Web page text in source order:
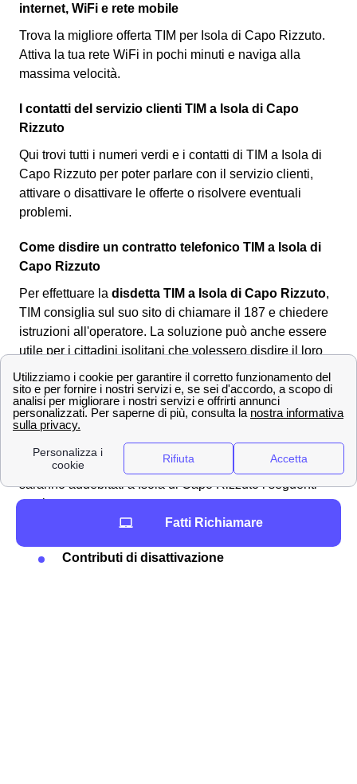
internet, WiFi e rete mobile
Trova la migliore offerta TIM per Isola di Capo Rizzuto.
Attiva la tua rete WiFi in pochi minuti e naviga alla
massima velocità.
I contatti del servizio clienti TIM a Isola di Capo
Rizzuto
Qui trovi tutti i numeri verdi e i contatti di TIM a Isola di
Capo Rizzuto per poter parlare con il servizio clienti,
attivare o disattivare le offerte o risolvere eventuali
problemi.
Come disdire un contratto telefonico TIM a Isola di
Capo Rizzuto
Per effettuare la disdetta TIM a Isola di Capo Rizzuto,
TIM consiglia sul suo sito di chiamare il 187 e chiedere
istruzioni all'operatore. La soluzione può anche essere
utile per i cittadini isolitani che volessero disdire il loro
contratto internet o telefono. Però,
non è possibile
eseguire la disdetta al telefono ne tantomeno online.
L'unico modo per i cittadini isolitani è quello di scaricare
ilmodulo per la disdetta TIM
edinviarlo al providerall'indirizzo postale per la
disdetta. Spesso la
disdetta TIM non è gratuita, ti
saranno addebitati a Isola di Capo Rizzuto i seguenti
costi:
Contributi di disattivazione
Fatti Richiamare